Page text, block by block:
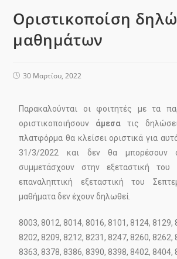
Οριστικοποίση
μαθημάτων
30 Μαρτίου, 2022
Παρακαλούνται οι φοιτητές με τα
οριστικοποιήσουν άμεσα τις
πλατφόρμα θα κλείσει οριστικά για
31/3/2022 και δεν θα μπορέσουν
συμμετάσχουν στην εξεταστική του
επαναληπτική εξεταστική του
μαθήματα δεν έχουν δηλωθεί.
8003, 8012, 8014, 8016, 8101, 8124, 8129,
8202, 8209, 8212, 8231, 8247, 8260, 8262,
8363, 8378, 8386, 8390, 8398, 8402, 8404,